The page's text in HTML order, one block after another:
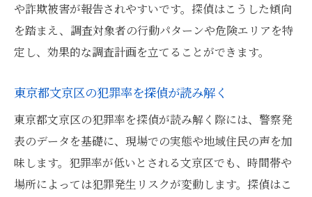
や詐欺被害が報告されやすいです。探偵はこうした傾向
を踏まえ、調査対象者の行動パターンや危険エリアを特
定し、効果的な調査計画を立てることができます。
東京都文京区の犯罪率を探偵が読み解く
東京都文京区の犯罪率を探偵が読み解く際には、警察発
表のデータを基礎に、現場での実態や地域住民の声を加
味します。犯罪率が低いとされる文京区でも、時間帯や
場所によっては犯罪発生リスクが変動します。探偵はこ